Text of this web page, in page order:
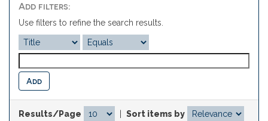
Add filters:
Use filters to refine the search results.
Results/Page
Sort items by